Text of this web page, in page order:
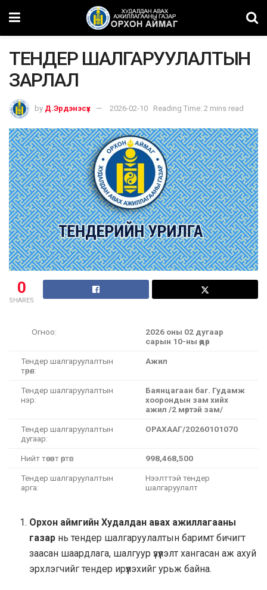
ТЕНДЕР ШАЛГАРУУЛАЛТЫН
ЗАРЛАЛ
by Д.Эрдэнэсүх 2026-02-10 Reading Time: 2 mins read
0
SHARES
Огноо: 2026 оны 02 дугаар
сарын 10-ны өдөр
Тендер шалгаруулалтын
төрөл:
Ажил
Тендер шалгаруулалтын
нэр:
Баянцагаан баг. Гудамж
хоорондын зам хийх
ажил /2 мөртэй зам/
Тендер шалгаруулалтын
дугаар:
ОРАХААГ/20260101070
Нийт төсөвт өртөг: 998,468,500
Тендер шалгаруулалтын
арга:
Нээлттэй тендер
шалгаруулалт
Орхон аймгийн Худалдан авах ажиллагааны
газар нь тендер шалгаруулалтын баримт бичигт
заасан шаардлага, шалгуур үзүүлэлт хангасан аж ахуй
эрхлэгчийг тендер ирүүлэхийг урьж байна.